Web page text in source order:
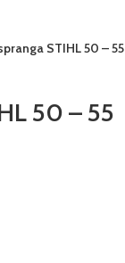
STIHL 50 – 55
50 – 55